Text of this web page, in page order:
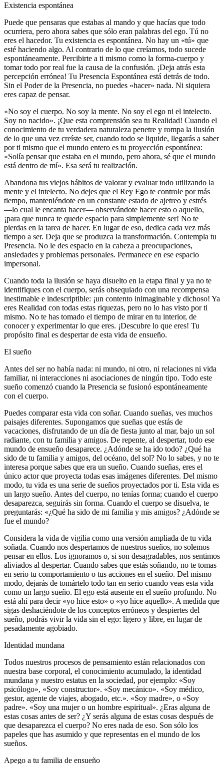
Existencia espontánea
Puede que pensaras que estabas al mando y que hacías que todo
ocurriera, pero ahora sabes que sólo eran palabras del ego. Tú no
eres el hacedor. Tu existencia es espontánea. No hay un «tú» que
esté haciendo algo. Al contrario de lo que creíamos, todo sucede
espontáneamente. Percibirte a ti mismo como la forma-cuerpo y
tomar todo por real fue la causa de la confusión. ¡Deja atrás esta
percepción errónea! Tu Presencia Espontánea está detrás de todo.
Sin el Poder de la Presencia, no puedes «hacer» nada. Ni siquiera
eres capaz de pensar.
«No soy el cuerpo. No soy la mente. No soy el ego ni el intelecto.
Soy no nacido». ¡Que esta comprensión sea tu Realidad! Cuando el
conocimiento de tu verdadera naturaleza penetre y rompa la ilusión
de lo que una vez creíste ser, cuando todo se liquide, llegarás a saber
por ti mismo que el mundo entero es tu proyección espontánea:
«Solía pensar que estaba en el mundo, pero ahora, sé que el mundo
está dentro de mí». Esa será tu realización.
Abandona tus viejos hábitos de valorar y evaluar todo utilizando la
mente y el intelecto. No dejes que el Rey Ego te controle por más
tiempo, manteniéndote en un constante estado de ajetreo y estrés
―lo cual le encanta hacer― observándote hacer esto o aquello,
¡para que nunca te quede espacio para simplemente ser! No te
pierdas en la tarea de hacer. En lugar de eso, dedica cada vez más
tiempo a ser. Deja que se produzca la transformación. Contempla tu
Presencia. No le des espacio en la cabeza a preocupaciones,
ansiedades y problemas personales. Permanece en ese espacio
impersonal.
Cuando toda la ilusión se haya disuelto en la etapa final y ya no te
identifiques con el cuerpo, serás obsequiado con una recompensa
inestimable e indescriptible: ¡un contento inimaginable y dichoso! Ya
eres Realidad con todas estas riquezas, pero no lo has visto por ti
mismo. No te has tomado el tiempo de mirar en tu interior, de
conocer y experimentar lo que eres. ¡Descubre lo que eres! Tu
propósito final es despertar de esta vida de ensueño.
El sueño
Antes del ser no había nada: ni mundo, ni otro, ni relaciones ni vida
familiar, ni interacciones ni asociaciones de ningún tipo. Todo este
sueño comenzó cuando la Presencia se fusionó espontáneamente
con el cuerpo.
Puedes comparar esta vida con soñar. Cuando sueñas, ves muchos
paisajes diferentes. Supongamos que sueñas que estás de
vacaciones, disfrutando de un día de fiesta junto al mar, bajo un sol
radiante, con tu familia y amigos. De repente, al despertar, todo ese
mundo de ensueño desaparece. ¿Adónde se ha ido todo? ¿Qué ha
sido de tu familia y amigos, del océano, del sol? No lo sabes, y no te
interesa porque sabes que era un sueño. Cuando sueñas, eres el
único actor que proyecta todas esas imágenes diferentes. Del mismo
modo, tu vida es una serie de sueños proyectados por ti. Esta vida es
un largo sueño. Antes del cuerpo, no tenías forma; cuando el cuerpo
desaparezca, seguirás sin forma. Cuando el cuerpo se disuelva, te
preguntarás: «¿Qué ha sido de mi familia y mis amigos? ¿Adónde se
fue el mundo?
Considera la vida de vigilia como una versión ampliada de tu vida
soñada. Cuando nos despertamos de nuestros sueños, no solemos
pensar en ellos. Los ignoramos o, si son desagradables, nos sentimos
aliviados al despertar. Cuando sabes que estás soñando, no te tomas
en serio tu comportamiento o tus acciones en el sueño. Del mismo
modo, dejarás de tomártelo todo tan en serio cuando veas esta vida
como un largo sueño. El ego está ausente en el sueño profundo. No
está ahí para decir «yo hice esto» o «yo hice aquello». A medida que
sigas deshaciéndote de los conceptos erróneos y despiertes del
sueño, podrás vivir la vida sin el ego: ligero y libre, en lugar de
pesadamente agobiado.
Identidad mundana
Todos nuestros procesos de pensamiento están relacionados con
nuestra base corporal, el conocimiento acumulado, la identidad
mundana y nuestro estatus en la sociedad, por ejemplo: «Soy
psicólogo», «Soy constructor». «Soy mecánico». «Soy médico,
gestor, agente de viajes, abogado, etc.». «Soy madre», o «Soy
padre». «Soy una mujer o un hombre espiritual». ¿Eras alguna de
estas cosas antes de ser? ¿Y serás alguna de estas cosas después de
que desaparezca el cuerpo? No eres nada de eso. Son sólo los
papeles que has asumido y que representas en el mundo de los
sueños.
Apego a tu familia de ensueño